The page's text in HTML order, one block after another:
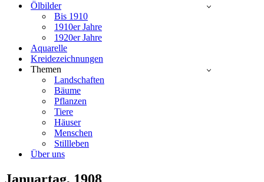
Ölbilder
Bis 1910
1910er Jahre
1920er Jahre
Aquarelle
Kreidezeichnungen
Themen
Landschaften
Bäume
Pflanzen
Tiere
Häuser
Menschen
Stillleben
Über uns